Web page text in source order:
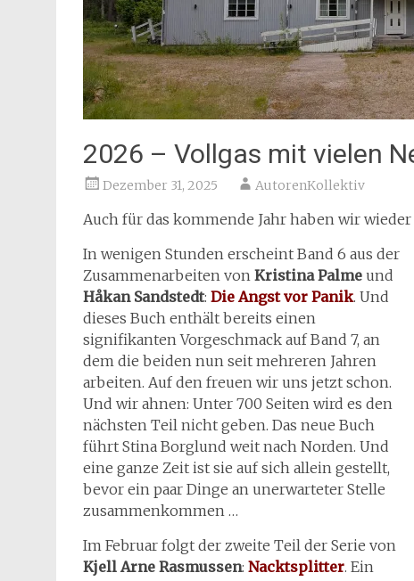
2026 – Vollgas mit vielen
Dezember 31, 2025 AutorenKollektiv
Auch für das kommende Jahr haben wir
In wenigen Stunden erscheint Band 6 aus der
Zusammenarbeiten von Kristina Palme und
Håkan Sandstedt: Die Angst vor Panik. Und
dieses Buch enthält bereits einen
signifikanten Vorgeschmack auf Band 7, an
dem die beiden nun seit mehreren Jahren
arbeiten. Auf den freuen wir uns jetzt schon.
Und wir ahnen: Unter 700 Seiten wird es den
nächsten Teil nicht geben. Das neue Buch
führt Stina Borglund weit nach Norden. Und
eine ganze Zeit ist sie auf sich allein gestellt,
bevor ein paar Dinge an unerwarteter Stelle
zusammenkommen …
Im Februar folgt der zweite Teil der Serie von
Kjell Arne Rasmussen: Nacktsplitter. Ein